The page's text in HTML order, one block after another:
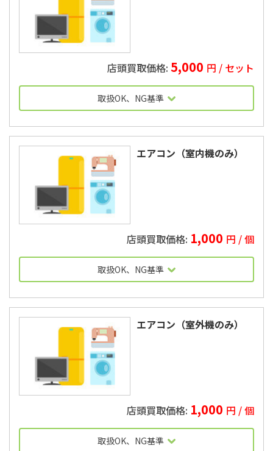
5,000 円 / セット
取扱OK、NG基準
2010年製以上
エアコン（室内機のみ）
1,000 円 / 個
取扱OK、NG基準
2010年製以上
エアコン（室外機のみ）
1,000 円 / 個
取扱OK、NG基準